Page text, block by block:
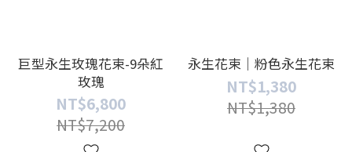
巨型永生玫瑰花束-9朵紅
玫瑰
NT$6,800
NT$7,200
永生花束｜粉色永生花束
NT$1,380
NT$1,380